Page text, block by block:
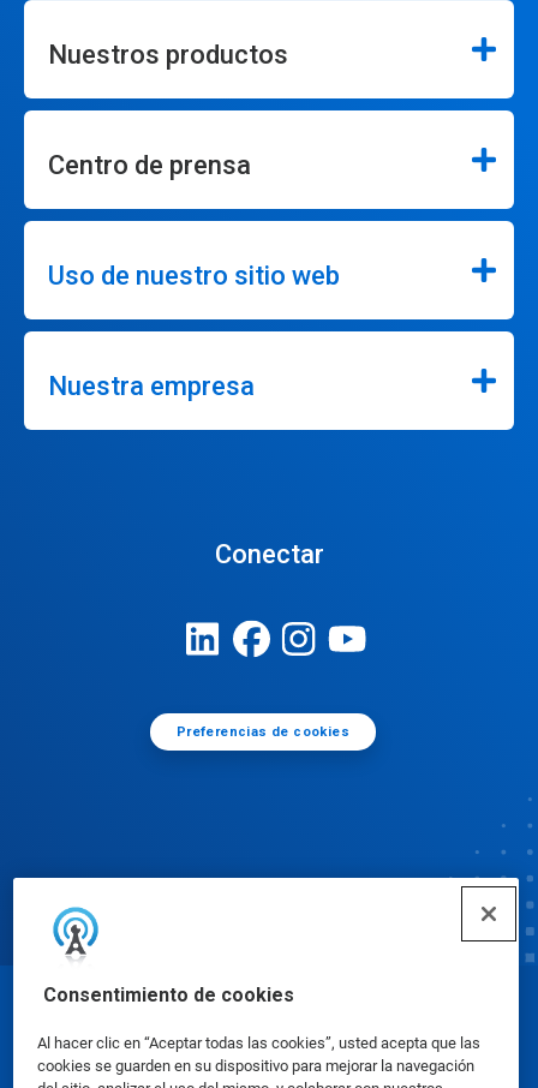
Consentimiento de cookies
Al hacer clic en “Aceptar todas las cookies”, usted acepta que las
cookies se guarden en su dispositivo para mejorar la navegación
Nuestros productos
Centro de prensa
Uso de nuestro sitio web
Nuestra empresa
Conectar
Preferencias de cookies